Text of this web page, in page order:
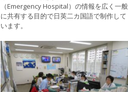
（Emergency Hospital）の情報を広く一般
に共有する目的で日英二カ国語で制作して
います。